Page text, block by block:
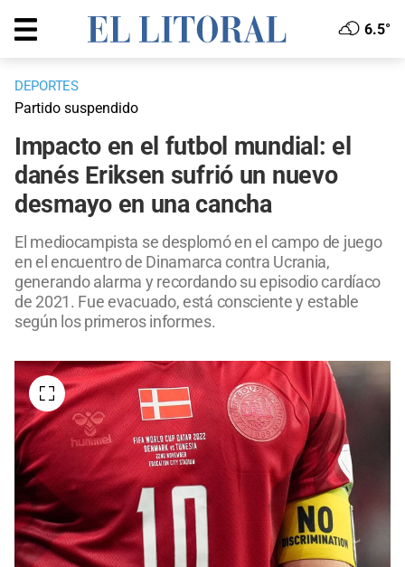
6.5°
DEPORTES
Partido suspendido
Impacto en el futbol mundial: el
danés Eriksen sufrió un nuevo
desmayo en una cancha
El mediocampista se desplomó en el campo de juego
en el encuentro de Dinamarca contra Ucrania,
generando alarma y recordando su episodio cardíaco
de 2021. Fue evacuado, está consciente y estable
según los primeros informes.